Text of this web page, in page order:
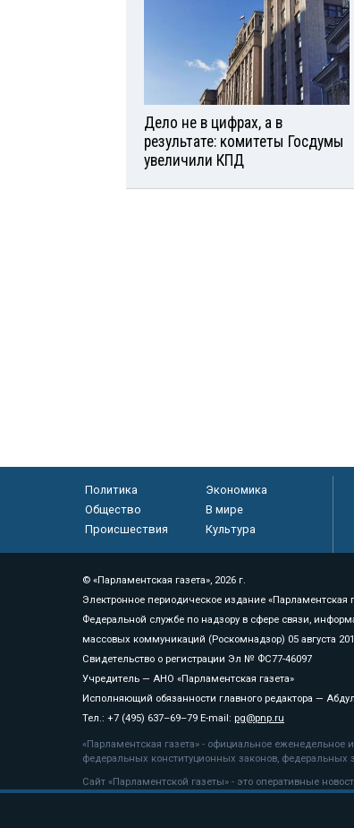
Дело не в цифрах, а в
результате: комитеты Госдумы
увеличили КПД
Политика
Экономика
Общество
В мире
Происшествия
Культура
© «Парламентская газета», 2026 г.
Электронное периодическое издание «Парламентская
Федеральной службе по надзору в сфере связи,
массовых коммуникаций (Роскомнадзор) 05 августа
Свидетельство о регистрации Эл № ФС77-46097
Учредитель — АНО «Парламентская газета»
Исполняющий обязанности главного редактора —
Тел.: +7 (495) 637–69–79 E-mail: pg@pnp.ru
«Парламентская газета» - официальное
федеральных конституционных законов, федеральных
Сайт «Парламентской газеты» - это оперативные
«Парламентской газеты» активная ссылка на pnp.ru